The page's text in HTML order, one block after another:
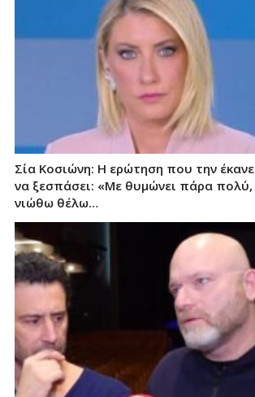
Σία Κοσιώνη: Η ερώτηση που την έκανε
να ξεσπάσει: «Με θυμώνει πάρα πολύ,
νιώθω θέλω…